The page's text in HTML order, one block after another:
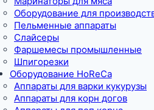
Оборудование для
Пельменные аппараты
Слайсеры
Фаршемесы промышленные
Шпигорезки
Оборудование HoReCa
Аппараты для варки кукурузы
Аппараты для корн догов